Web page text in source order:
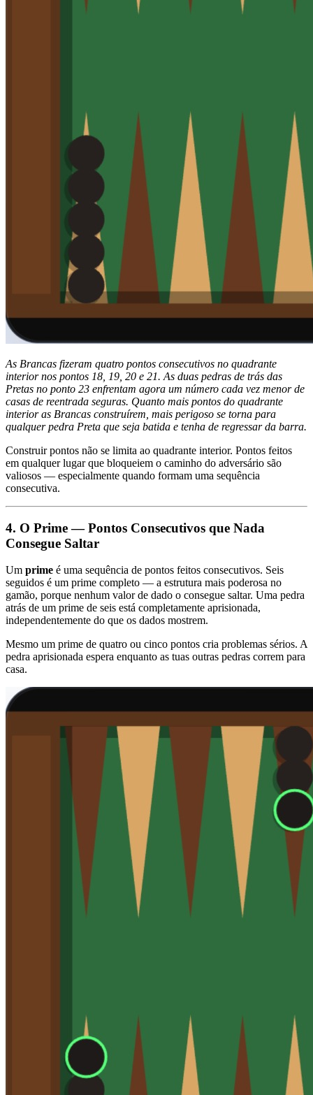
As Brancas fizeram quatro pontos consecutivos no quadrante
interior nos pontos 18, 19, 20 e 21. As duas pedras de trás das
Pretas no ponto 23 enfrentam agora um número cada vez menor de
casas de reentrada seguras. Quanto mais pontos do quadrante
interior as Brancas construírem, mais perigoso se torna para
qualquer pedra Preta que seja batida e tenha de regressar da barra.
Construir pontos não se limita ao quadrante interior. Pontos feitos
em qualquer lugar que bloqueiem o caminho do adversário são
valiosos — especialmente quando formam uma sequência
consecutiva.
4. O Prime — Pontos Consecutivos que Nada
Consegue Saltar
Um prime é uma sequência de pontos feitos consecutivos. Seis
seguidos é um prime completo — a estrutura mais poderosa no
gamão, porque nenhum valor de dado o consegue saltar. Uma pedra
atrás de um prime de seis está completamente aprisionada,
independentemente do que os dados mostrem.
Mesmo um prime de quatro ou cinco pontos cria problemas sérios. A
pedra aprisionada espera enquanto as tuas outras pedras correm para
casa.